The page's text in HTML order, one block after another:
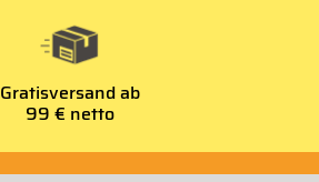
Gratisversand ab
99 € netto